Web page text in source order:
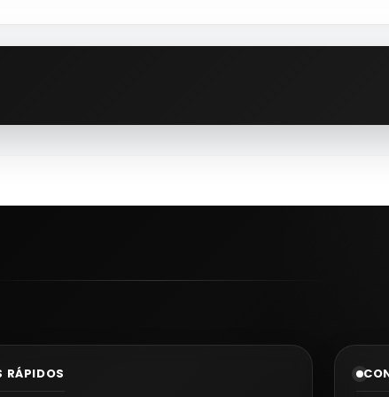
RÁPIDOS